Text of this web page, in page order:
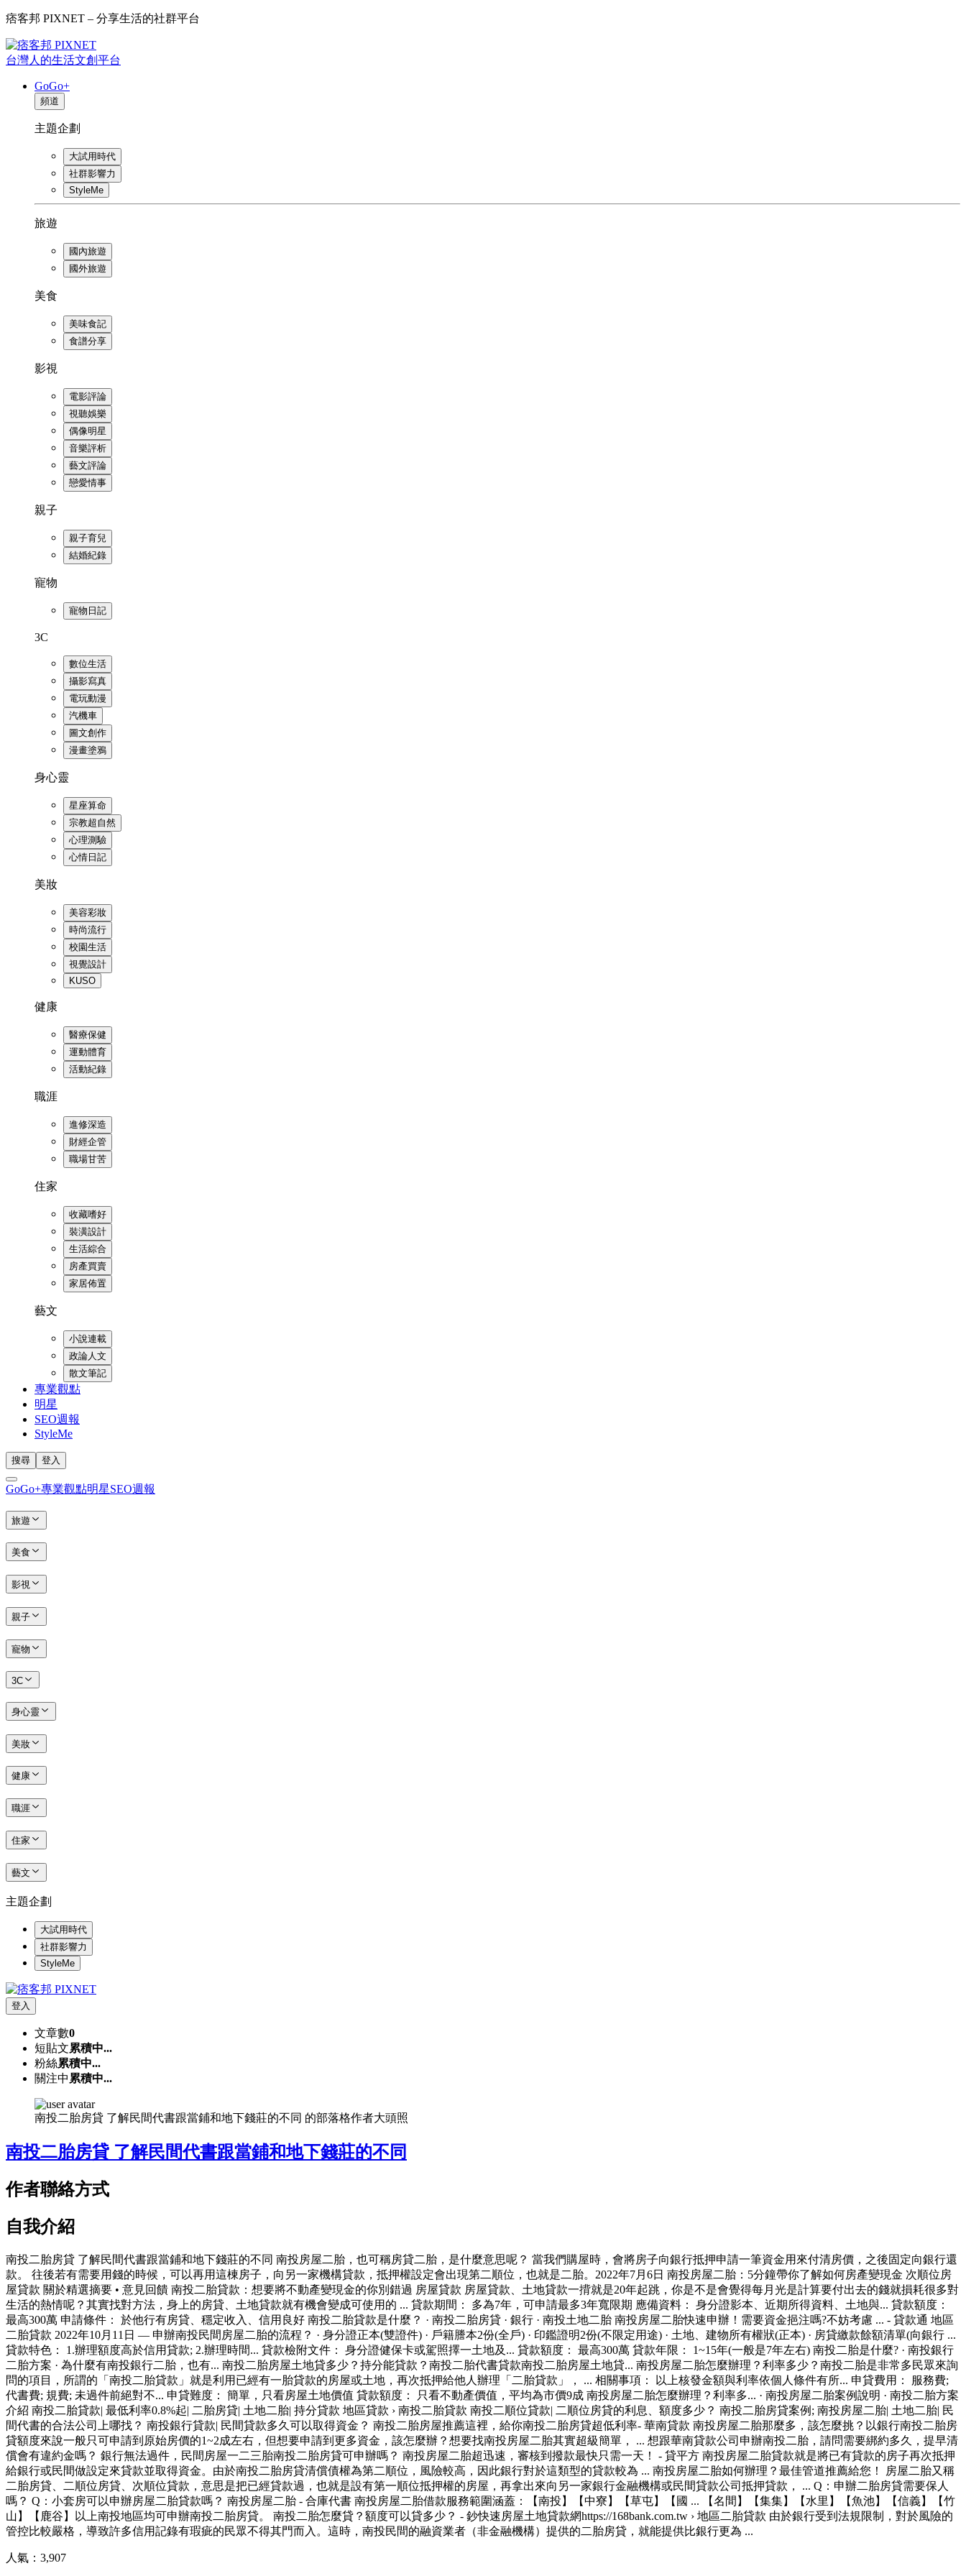
痞客邦 PIXNET – 分享生活的社群平台
台灣人的生活文創平台
GoGo+
頻道
主題企劃
大試用時代
社群影響力
StyleMe
旅遊
國內旅遊
國外旅遊
美食
美味食記
食譜分享
影視
電影評論
視聽娛樂
偶像明星
音樂評析
藝文評論
戀愛情事
親子
親子育兒
結婚紀錄
寵物
寵物日記
3C
數位生活
攝影寫真
電玩動漫
汽機車
圖文創作
漫畫塗鴉
身心靈
星座算命
宗教超自然
心理測驗
心情日記
美妝
美容彩妝
時尚流行
校園生活
視覺設計
KUSO
健康
醫療保健
運動體育
活動紀錄
職涯
進修深造
財經企管
職場甘苦
住家
收藏嗜好
裝潢設計
生活綜合
房產買賣
家居佈置
藝文
小說連載
政論人文
散文筆記
專業觀點
明星
SEO週報
StyleMe
搜尋 登入
GoGo+專業觀點明星SEO週報
旅遊
美食
影視
親子
寵物
3C
身心靈
美妝
健康
職涯
住家
藝文
主題企劃
大試用時代
社群影響力
StyleMe
登入
文章數0
短貼文累積中...
粉絲累積中...
關注中 累積中...
南投二胎房貸 了解民間代書跟當鋪和地下錢莊的不同 的部落格作者大頭照
南投二胎房貸 了解民間代書跟當鋪和地下錢莊的不同
作者聯絡方式
自我介紹
南投二胎房貸 了解民間代書跟當鋪和地下錢莊的不同 南投房屋二胎，也可稱房貸二胎，是什麼意思呢？ 當我們購屋時，會將房子向銀行抵押申請一筆資金用來付清房價，之後固定向銀行還
款。 往後若有需要用錢的時候，可以再用這棟房子，向另一家機構貸款，抵押權設定會出現第二順位，也就是二胎。2022年7月6日 南投房屋二胎：5分鐘帶你了解如何房產變現金 次順位房
屋貸款 關於精選摘要 • 意見回饋 南投二胎貸款：想要將不動產變現金的你別錯過 房屋貸款 房屋貸款、土地貸款一揹就是20年起跳，你是不是會覺得每月光是計算要付出去的錢就損耗很多對
生活的熱情呢？其實找對方法，身上的房貸、土地貸款就有機會變成可使用的 ... 貸款期間： 多為7年，可申請最多3年寬限期 應備資料： 身分證影本、近期所得資料、土地與... 貸款額度：
最高300萬 申請條件： 於他行有房貸、穩定收入、信用良好 ‎南投二胎貸款是什麼？ · ‎南投二胎房貸 · ‎銀行 · ‎南投土地二胎 南投房屋二胎快速申辦！需要資金挹注嗎?不妨考慮 ... - 貸款通 地區
二胎貸款 2022年10月11日 — 申辦南投民間房屋二胎的流程？ · 身分證正本(雙證件) · 戶籍謄本2份(全戶) · 印鑑證明2份(不限定用途) · 土地、建物所有權狀(正本) · 房貸繳款餘額清單(向銀行 ...
貸款特色： 1.辦理額度高於信用貸款; 2.辦理時間... 貸款檢附文件： 身分證健保卡或駕照擇一土地及... 貸款額度： 最高300萬 貸款年限： 1~15年(一般是7年左右) ‎南投二胎是什麼? · ‎南投銀行
二胎方案 · ‎為什麼有南投銀行二胎，也有... 南投二胎房屋土地貸多少？持分能貸款？南投二胎代書貸款南投二胎房屋土地貸... 南投房屋二胎怎麼辦理？利率多少？南投二胎是非常多民眾來詢
問的項目，所謂的「南投二胎貸款」就是利用已經有一胎貸款的房屋或土地，再次抵押給他人辦理「二胎貸款」， ... 相關事項： 以上核發金額與利率依個人條件有所... 申貸費用： 服務費;
代書費; 規費; 未過件前絕對不... 申貸難度： 簡單，只看房屋土地價值 貸款額度： 只看不動產價值，平均為市價9成 ‎南投房屋二胎怎麼辦理？利率多... · ‎南投房屋二胎案例說明 · ‎南投二胎方案
介紹 南投二胎貸款| 最低利率0.8%起| 二胎房貸| 土地二胎| 持分貸款 地區貸款 › 南投二胎貸款 南投二順位貸款| 二順位房貸的利息、額度多少？ 南投二胎房貸案例; 南投房屋二胎| 土地二胎| 民
間代書的合法公司上哪找？ 南投銀行貸款| 民間貸款多久可以取得資金？ 南投二胎房屋推薦這裡，給你南投二胎房貸超低利率- 華南貸款 南投房屋二胎那麼多，該怎麼挑？以銀行南投二胎房
貸額度來說一般只可申請到原始房價的1~2成左右，但想要申請到更多資金，該怎麼辦？想要找南投房屋二胎其實超級簡單， ... 想跟華南貸款公司申辦南投二胎，請問需要綁約多久，提早清
償會有違約金嗎？ 銀行無法過件，民間房屋一二三胎南投二胎房貸可申辦嗎？ 南投房屋二胎超迅速，審核到撥款最快只需一天！ - 貸平方 南投房屋二胎貸款就是將已有貸款的房子再次抵押
給銀行或民間做設定來貸款並取得資金。由於南投二胎房貸清償債權為第二順位，風險較高，因此銀行對於這類型的貸款較為 ... 南投房屋二胎如何辦理？最佳管道推薦給您！ 房屋二胎又稱
二胎房貸、二順位房貸、次順位貸款，意思是把已經貸款過，也就是設有第一順位抵押權的房屋，再拿出來向另一家銀行金融機構或民間貸款公司抵押貸款， ... Q：申辦二胎房貸需要保人
嗎？ Q：小套房可以申辦房屋二胎貸款嗎？ 南投房屋二胎 - 合庫代書 南投房屋二胎借款服務範圍涵蓋：【南投】【中寮】【草屯】【國 ... 【名間】【集集】【水里】【魚池】​​​【信義】【竹
山】【鹿谷】以上南投地區均可申辦南投二胎房貸。 南投二胎怎麼貸？額度可以貸多少？ - 鈔快速房屋土地貸款網https://168bank.com.tw › 地區二胎貸款 由於銀行受到法規限制，對於風險的
管控比較嚴格，導致許多信用記錄有瑕疵的民眾不得其門而入。這時，南投民間的融資業者（非金融機構）提供的二胎房貸，就能提供比銀行更為 ...
人氣： 3,907